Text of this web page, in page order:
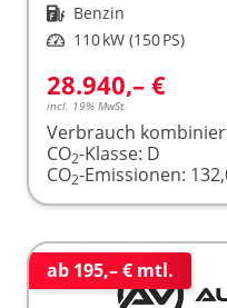
Kraftstoff Benzin
Leistung 110 kW (150 PS)
28.940,– €
incl. 19% MwSt.
Verbrauch
CO2-Klasse: D
CO2-Emissionen:
ab 195,– € mtl.